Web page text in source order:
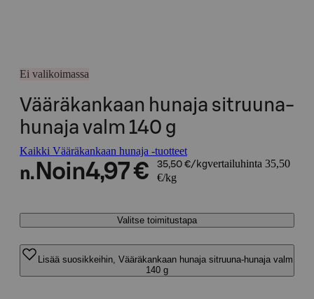
Ei valikoimassa
Vääräkankaan hunaja sitruuna-
hunaja valm 140 g
Kaikki Vääräkankaan hunaja -tuotteet
n. Noin4,97 € 35,50 €/kgvertailuhinta 35,50
€/kg
Valitse toimitustapa
Lisää suosikkeihin, Vääräkankaan hunaja sitruuna-hunaja valm
140 g